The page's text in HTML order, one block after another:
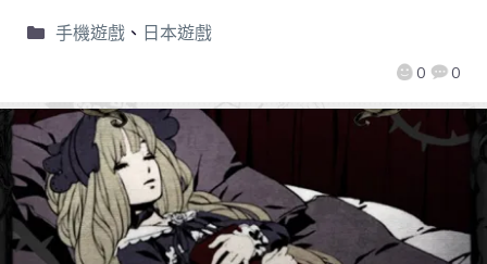
0 0
手機遊戲、 日本遊戲